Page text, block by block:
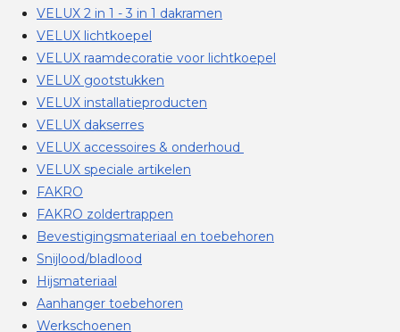
VELUX 2 in 1 - 3 in 1 dakramen
VELUX lichtkoepel
VELUX raamdecoratie voor lichtkoepel
VELUX gootstukken
VELUX installatieproducten
VELUX dakserres
VELUX accessoires & onderhoud
VELUX speciale artikelen
FAKRO
FAKRO zoldertrappen
Bevestigingsmateriaal en toebehoren
Snijlood/bladlood
Hijsmateriaal
Aanhanger toebehoren
Werkschoenen